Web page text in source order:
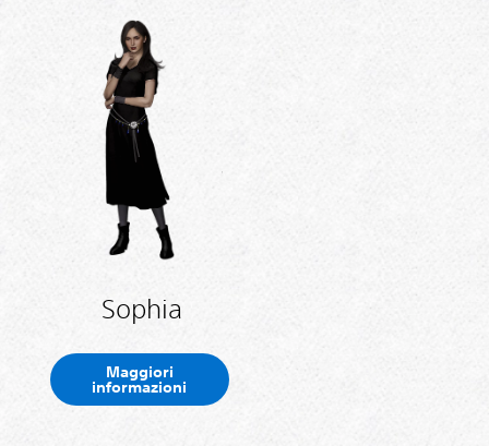
Sophia
Maggiori
informazioni